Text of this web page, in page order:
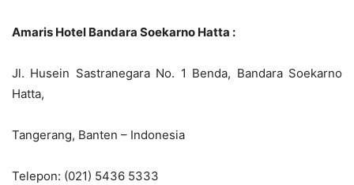
Amaris Hotel Bandara Soekarno Hatta :
Jl. Husein Sastranegara No. 1 Benda, Bandara Soekarno
Hatta,
Tangerang, Banten – Indonesia
Telepon: (021) 5436 5333